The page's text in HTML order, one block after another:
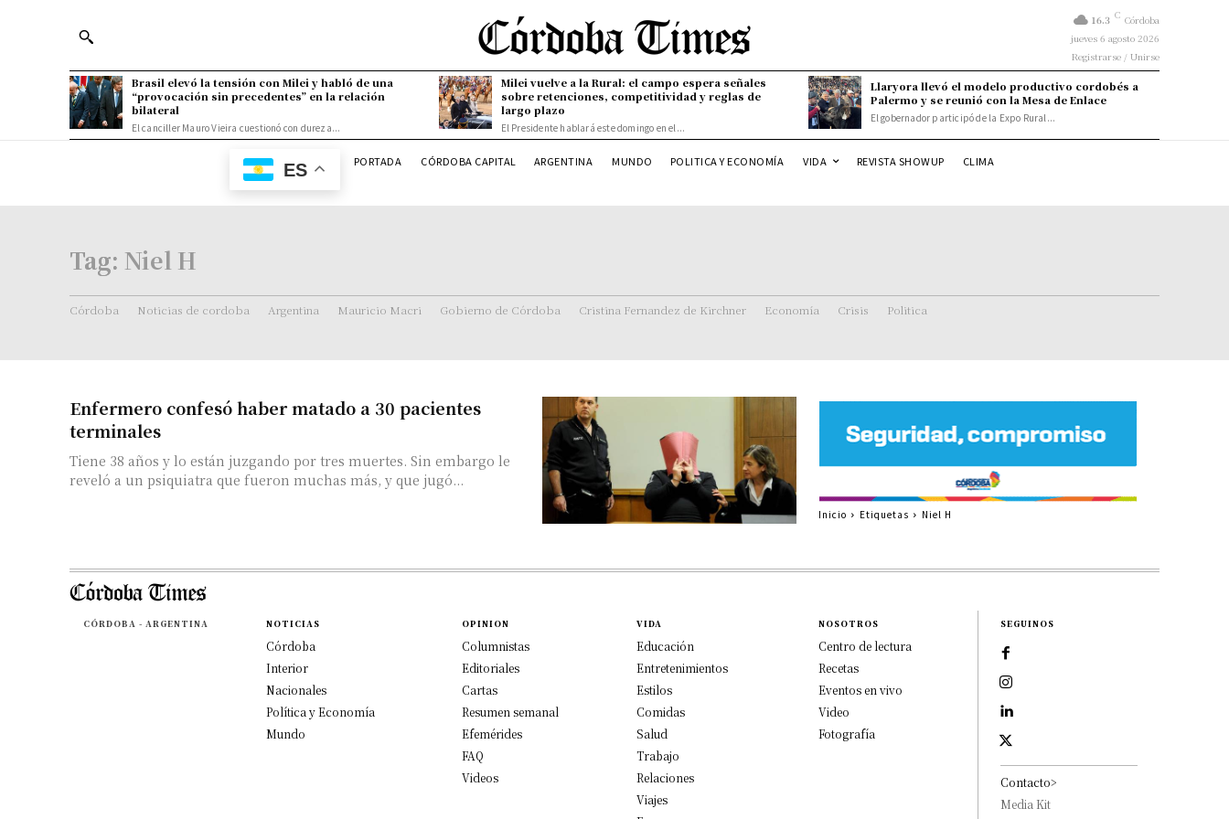
16.3 C Córdoba
jueves 6 agosto 2026
Registrarse / Unirse
Brasil elevó la tensión con Milei y habló de una
“provocación sin precedentes” en la relación
bilateral
El canciller Mauro Vieira cuestionó con dureza...
Milei vuelve a la Rural: el campo espera señales
sobre retenciones, competitividad y reglas de
largo plazo
El Presidente hablará este domingo en el...
Llaryora llevó el modelo productivo cordobés a
Palermo y se reunió con la Mesa de Enlace
El gobernador participó de la Expo Rural...
ES PORTADA CÓRDOBA CAPITAL ARGENTINA MUNDO POLITICA Y ECONOMÍA VIDA REVISTA SHOWUP CLIMA
Tag: Niel H
Córdoba Noticias de cordoba Argentina Mauricio Macri Gobierno de Córdoba Cristina Fernandez de Kirchner Economía Crisis Politica
Enfermero confesó haber matado a 30 pacientes
terminales
Tiene 38 años y lo están juzgando por tres muertes. Sin embargo le
reveló a un psiquiatra que fueron muchas más, y que jugó...
Inicio Etiquetas Niel H
CÓRDOBA - ARGENTINA NOTICIAS
Córdoba
Interior
Nacionales
Política y Economía
Mundo
OPINION
Columnistas
Editoriales
Cartas
Resumen semanal
Efemérides
FAQ
Videos
VIDA
Educación
Entretenimientos
Estilos
Comidas
Salud
Trabajo
Relaciones
Viajes
NOSOTROS
Centro de lectura
Recetas
Eventos en vivo
Video
Fotografía
SEGUINOS
Contacto>
Media Kit